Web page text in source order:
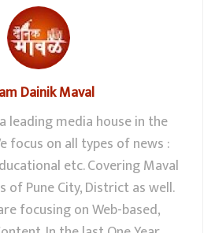
Dainik Maval
leading media house in the
focus on all types of news :
etc. Covering Maval
of Pune City, District as well.
focusing on Web-based,